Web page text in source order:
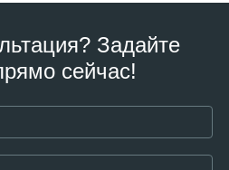
Задайте
сейчас!